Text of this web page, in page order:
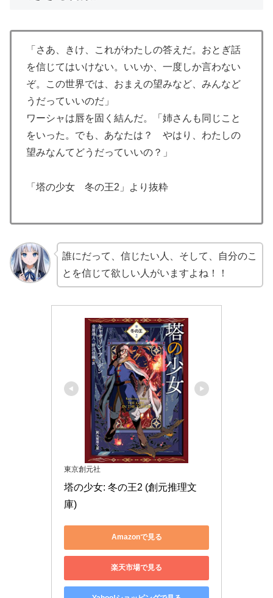
「さあ、きけ、これがわたしの答えだ。おとぎ話
を信じてはいけない。いいか、一度しか言わない
ぞ。この世界では、おまえの望みなど、みんなど
うだっていいのだ」
ワーシャは唇を固く結んだ。「姉さんも同じこと
をいった。でも、あなたは？ やはり、わたしの
望みなんてどうだっていいの？」
「塔の少女 冬の王2」より抜粋
誰にだって、信じたい人、そして、自分のこ
とを信じて欲しい人がいますよね！！
東京創元社
塔の少女: 冬の王2 (創元推理文
庫)
Amazonで見る
楽天市場で見る